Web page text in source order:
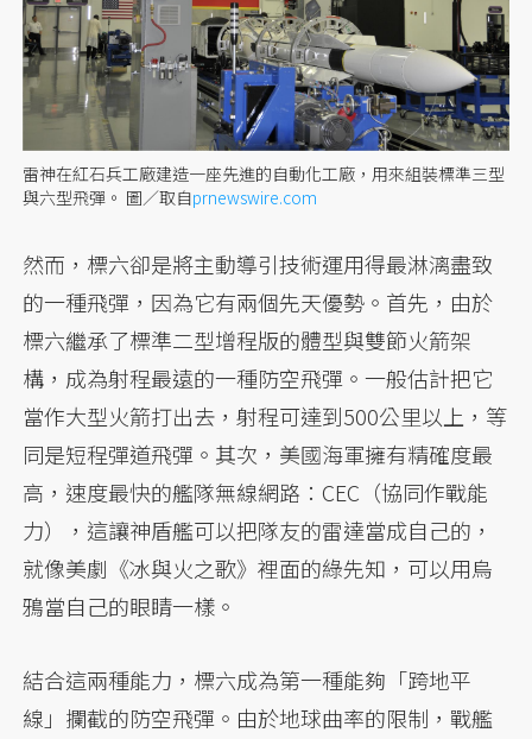
雷神在紅石兵工廠建造一座先進的自動化工廠，用來組裝標準三型
與六型飛彈。 圖／取自prnewswire.com
然而，標六卻是將主動導引技術運用得最淋漓盡致
的一種飛彈，因為它有兩個先天優勢。首先，由於
標六繼承了標準二型增程版的體型與雙節火箭架
構，成為射程最遠的一種防空飛彈。一般估計把它
當作大型火箭打出去，射程可達到500公里以上，等
同是短程彈道飛彈。其次，美國海軍擁有精確度最
高，速度最快的艦隊無線網路：CEC（協同作戰能
力），這讓神盾艦可以把隊友的雷達當成自己的，
就像美劇《冰與火之歌》裡面的綠先知，可以用烏
鴉當自己的眼睛一樣。
結合這兩種能力，標六成為第一種能夠「跨地平
線」攔截的防空飛彈。由於地球曲率的限制，戰艦